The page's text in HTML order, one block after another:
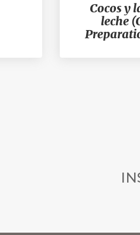
Cocos y
leche